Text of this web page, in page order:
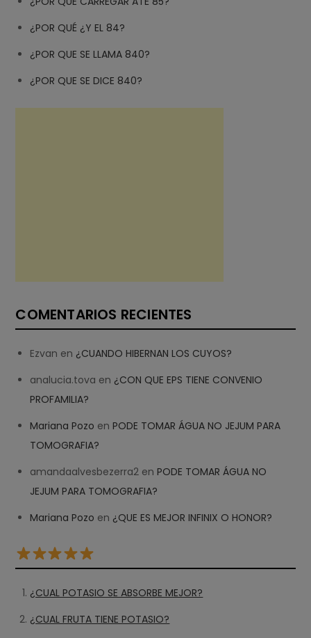
¿POR QUÉ ¿Y EL 84?
¿POR QUE SE LLAMA 840?
¿POR QUE SE DICE 840?
COMENTARIOS RECIENTES
Ezvan en ¿CUANDO HIBERNAN LOS CUYOS?
analucia.tova en ¿CON QUE EPS TIENE CONVENIO
PROFAMILIA?
Mariana Pozo enPODE TOMAR ÁGUA NO JEJUM PARA
TOMOGRAFIA?
amandaalvesbezerra2 enPODE TOMAR ÁGUA NO
JEJUM PARA TOMOGRAFIA?
Mariana Pozo en ¿QUE ES MEJOR INFINIX O HONOR?
¿CUAL POTASIO SE ABSORBE MEJOR?
¿CUAL FRUTA TIENE POTASIO?